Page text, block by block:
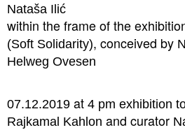
Nataša Ilić
within the frame of the
(Soft Solidarity), conceived by
Helweg Ovesen
07.12.2019 at 4 pm exhibition
Rajkamal Kahlon and curator